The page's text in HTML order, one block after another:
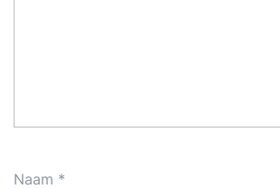
Naam *